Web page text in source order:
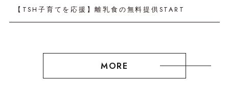
【TSH子育てを応援】離乳食の無料提供START
MORE